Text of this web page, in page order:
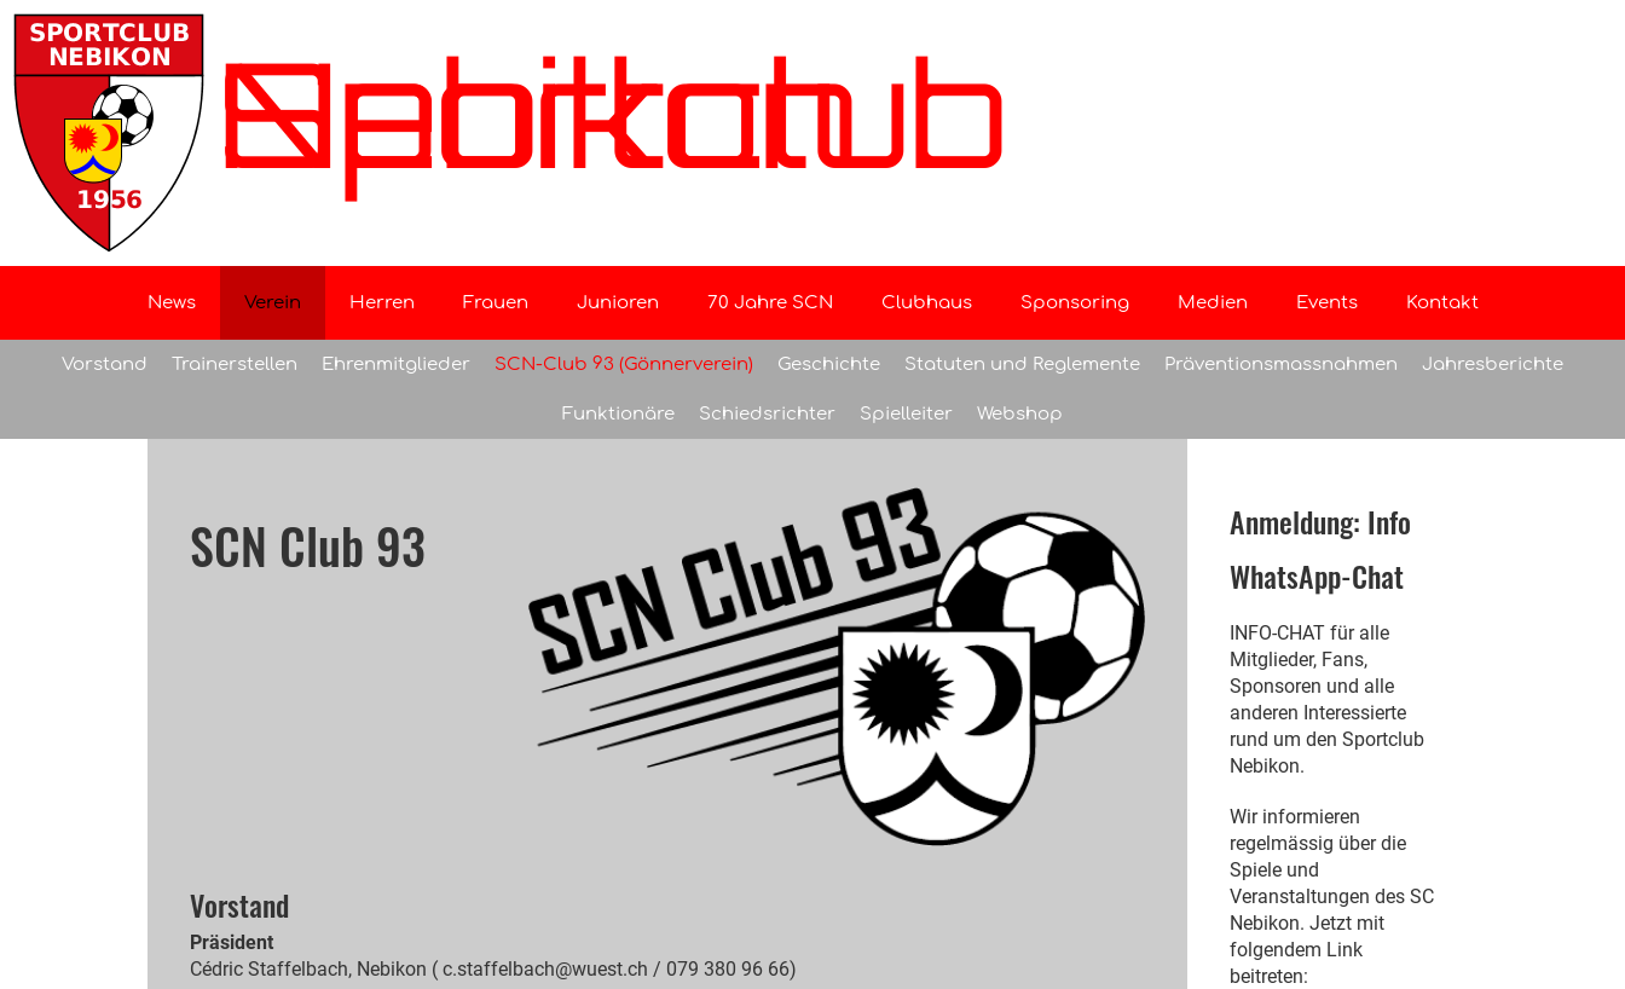
Sportclub Nebikon
News Verein Herren Frauen Junioren 70 Jahre SCN Clubhaus Sponsoring Medien Events Kontakt
Vorstand Trainerstellen Ehrenmitglieder SCN-Club 93 (Gönnerverein) Geschichte Statuten und Reglemente Präventionsmassnahmen Jahresberichte
Funktionäre Schiedsrichter Spielleiter Webshop
SCN Club 93
Vorstand
Präsident
Cédric Staffelbach, Nebikon ( c.staffelbach@wuest.ch / 079 380 96 66)
Anmeldung: Info
WhatsApp-Chat
INFO-CHAT für alle
Mitglieder, Fans,
Sponsoren und alle
anderen Interessierte
rund um den Sportclub
Nebikon.
Wir informieren
regelmässig über die
Spiele und
Veranstaltungen des SC
Nebikon. Jetzt mit
folgendem Link
beitreten: